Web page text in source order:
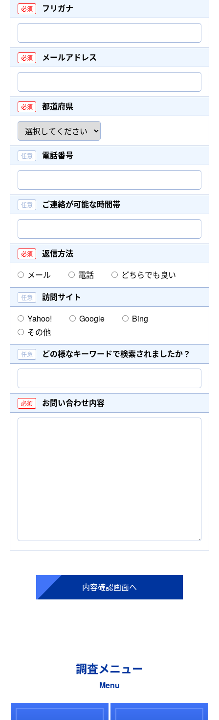
フリガナ
メールアドレス
都道府県
電話番号
ご連絡が可能な時間帯
返信方法
メール
電話
どちらでも良い
訪問サイト
Yahoo!
Google
Bing
その他
どの様なキーワードで検索されましたか？
お問い合わせ内容
調査メニュー
Menu